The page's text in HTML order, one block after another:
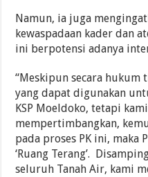
Namun, ia juga
kewaspadaan kader dan
ini berpotensi adanya
“Meskipun secara hukum
yang dapat digunakan
KSP Moeldoko, tetapi
mempertimbangkan,
pada proses PK ini, maka
‘Ruang Terang’.
seluruh Tanah Air, kami